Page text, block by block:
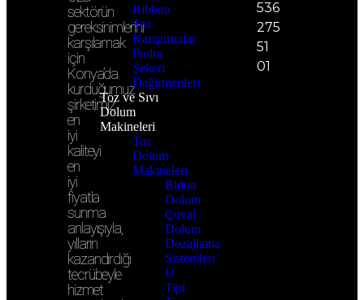
sektörün
gereksinimlerini
karşılamak
için
Konya’da
kurduğumuz
şirketimiz
en
iyi
kaliteyi
en
iyi
fiyatla
sunma
anlayışıyla,
yılların
kazandırdığı
tecrübeyle
hizmet
Ribbon
Toz
Karıştırıcılar
Pudra
Şekeri
Değirmenleri
Toz ve Sıvı
Dolum
Makineleri
Toz
Dolum
Makineleri
Bidon
Dolum
Çuval
Dolum
Dozajlama
Sistemleri
U
Tipi
536
275
51
01